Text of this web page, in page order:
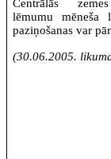
Centrālās
lēmumu mēneša
paziņošanas var
(30.06.2005.